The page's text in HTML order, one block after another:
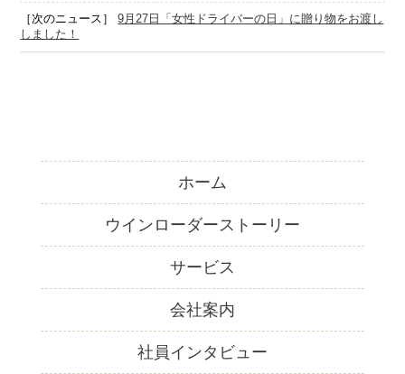
［次のニュース］9月27日「女性ドライバーの日」に贈り物をお渡し
しました！
ホーム
ウインローダーストーリー
サービス
会社案内
社員インタビュー